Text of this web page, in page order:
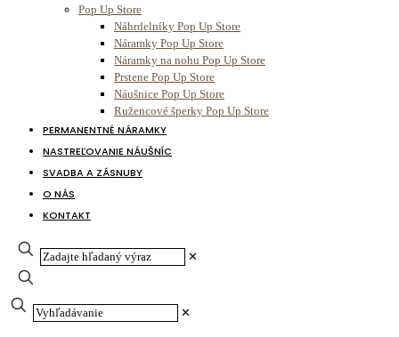
Pop Up Store
Náhrdelníky Pop Up Store
Náramky Pop Up Store
Náramky na nohu Pop Up Store
Prstene Pop Up Store
Náušnice Pop Up Store
Ružencové šperky Pop Up Store
PERMANENTNÉ NÁRAMKY
NASTREĽOVANIE NÁUŠNÍC
SVADBA A ZÁSNUBY
O NÁS
KONTAKT
✕
✕